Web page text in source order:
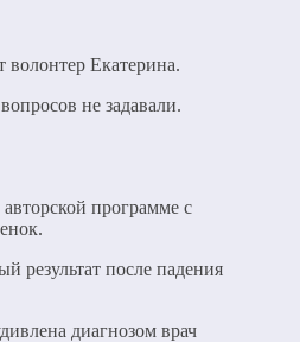
Екатерина.
не задавали.
программе с
результат после падения
диагнозом врач